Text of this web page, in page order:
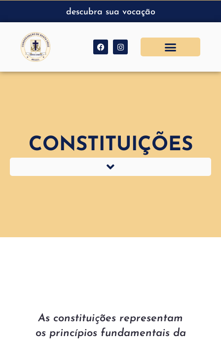
descubra sua vocação
CONSTITUIÇÕES
As constituições representam
os princípios fundamentais da